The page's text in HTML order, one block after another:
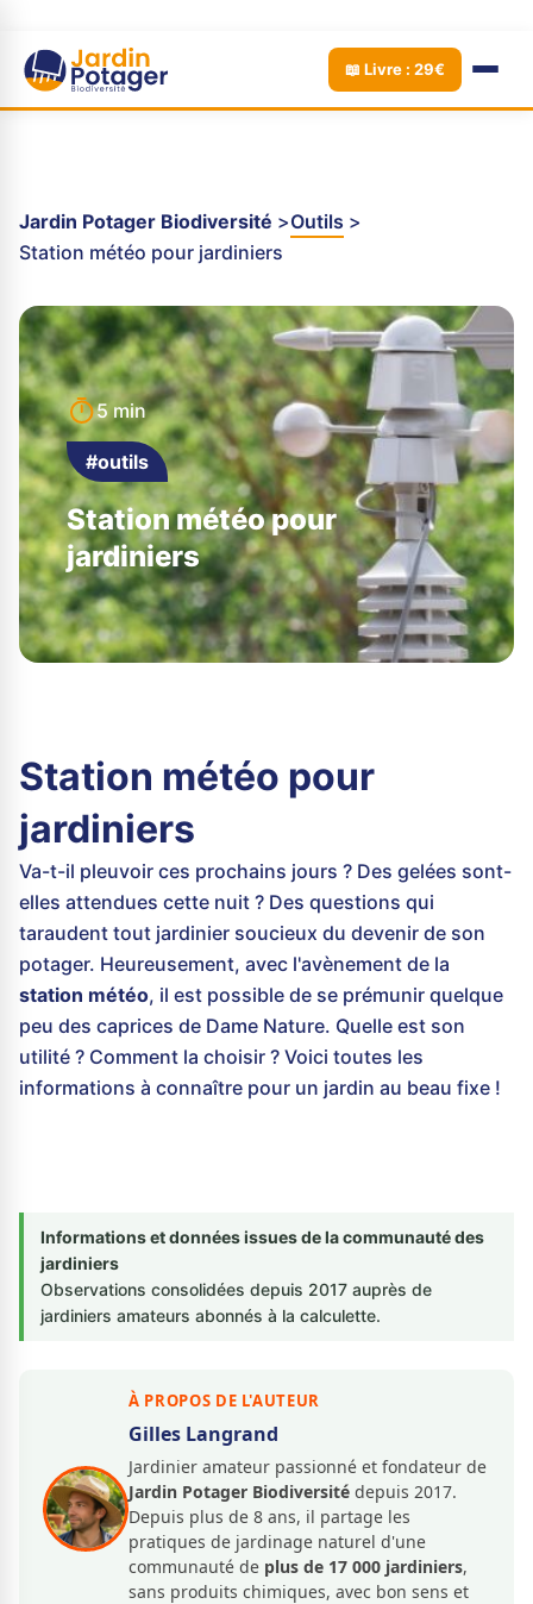
📖 Livre : 29€
Jardin Potager Biodiversité
Outils
Station météo pour jardiniers
5 min
#outils
Station météo pour
jardiniers
Station météo pour
jardiniers
Va-t-il pleuvoir ces prochains jours ? Des gelées sont-
elles attendues cette nuit ? Des questions qui
taraudent tout jardinier soucieux du devenir de son
potager. Heureusement, avec l'avènement de la
station météo, il est possible de se prémunir quelque
peu des caprices de Dame Nature. Quelle est son
utilité ? Comment la choisir ? Voici toutes les
informations à connaître pour un jardin au beau fixe !
Informations et données issues de la communauté des
jardiniers
Observations consolidées depuis 2017 auprès de
jardiniers amateurs abonnés à la calculette.
À PROPOS DE L'AUTEUR
Gilles Langrand
Jardinier amateur passionné et fondateur de
Jardin Potager Biodiversité depuis 2017.
Depuis plus de 8 ans, il partage les
pratiques de jardinage naturel d'une
communauté de plus de 17 000 jardiniers,
sans produits chimiques, avec bon sens et